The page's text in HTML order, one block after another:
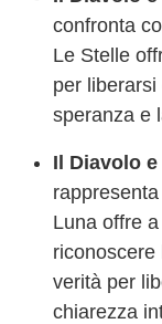
confronta
Le Stelle
per
speranza e
Il Diavolo
Luna offre
riconoscere
verità per
chiarezza